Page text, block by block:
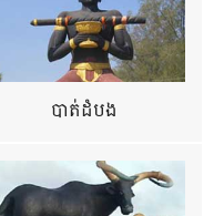
បាត់ដំបង